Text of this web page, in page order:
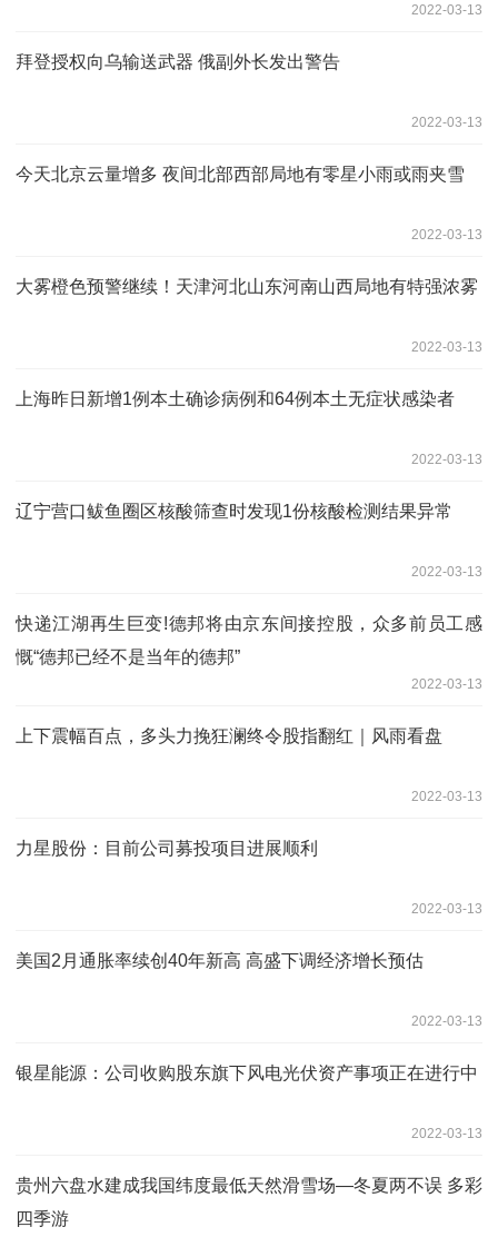
2022-03-13
拜登授权向乌输送武器 俄副外长发出警告
2022-03-13
今天北京云量增多 夜间北部西部局地有零星小雨或雨夹雪
2022-03-13
大雾橙色预警继续！天津河北山东河南山西局地有特强浓雾
2022-03-13
上海昨日新增1例本土确诊病例和64例本土无症状感染者
2022-03-13
辽宁营口鲅鱼圈区核酸筛查时发现1份核酸检测结果异常
2022-03-13
快递江湖再生巨变!德邦将由京东间接控股，众多前员工感
慨“德邦已经不是当年的德邦”
2022-03-13
上下震幅百点，多头力挽狂澜终令股指翻红｜风雨看盘
2022-03-13
力星股份：目前公司募投项目进展顺利
2022-03-13
美国2月通胀率续创40年新高 高盛下调经济增长预估
2022-03-13
银星能源：公司收购股东旗下风电光伏资产事项正在进行中
2022-03-13
贵州六盘水建成我国纬度最低天然滑雪场—冬夏两不误 多彩
四季游